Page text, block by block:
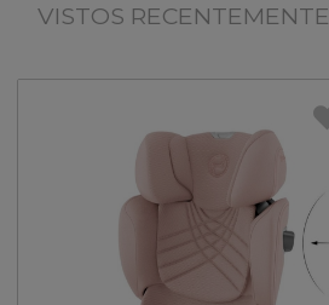
VISTOS RECENTEMENTE